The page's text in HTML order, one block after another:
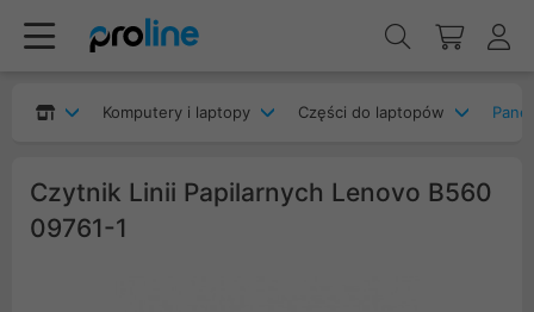
Komputery i laptopy Części do laptopów
Czytnik Linii Papilarnych Lenovo B560
09761-1